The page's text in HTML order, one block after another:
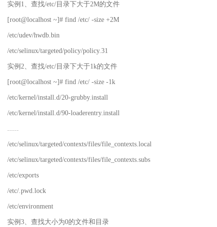
实例1、查找/etc/目录下大于2M的文件
[root@localhost ~]# find /etc/ -size +2M
/etc/udev/hwdb.bin
/etc/selinux/targeted/policy/policy.31
实例2、查找/etc/目录下大于1k的文件
[root@localhost ~]# find /etc/ -size -1k
/etc/kernel/install.d/20-grubby.install
/etc/kernel/install.d/90-loaderentry.install
......
/etc/selinux/targeted/contexts/files/file_contexts.local
/etc/selinux/targeted/contexts/files/file_contexts.subs
/etc/exports
/etc/.pwd.lock
/etc/environment
实例3、查找大小为0的文件和目录